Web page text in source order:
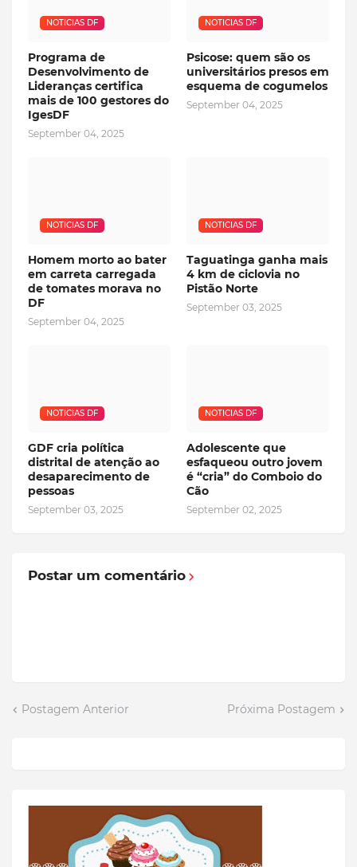
NOTICIAS DF
Programa de
Desenvolvimento de
Lideranças certifica
mais de 100 gestores do
IgesDF
September 04, 2025
NOTICIAS DF
Psicose: quem são os
universitários presos em
esquema de cogumelos
September 04, 2025
NOTICIAS DF
Homem morto ao bater
em carreta carregada
de tomates morava no
DF
September 04, 2025
NOTICIAS DF
Taguatinga ganha mais
4 km de ciclovia no
Pistão Norte
September 03, 2025
NOTICIAS DF
GDF cria política
distrital de atenção ao
desaparecimento de
pessoas
September 03, 2025
NOTICIAS DF
Adolescente que
esfaqueou outro jovem
é “cria” do Comboio do
Cão
September 02, 2025
Postar um comentário
Postagem Anterior Próxima Postagem